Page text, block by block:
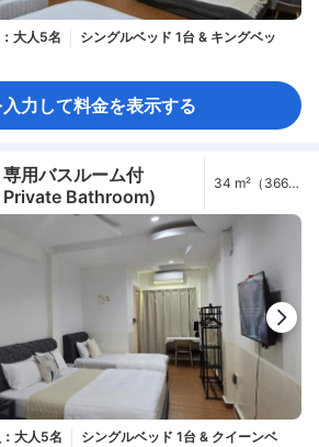
大人5名
シングルベッド 1台 & キングベッ
入力して料金を表示する
用バスルーム付
Bathroom)
34 m²（366
大人5名
シングルベッド 1台 & クイーンベ